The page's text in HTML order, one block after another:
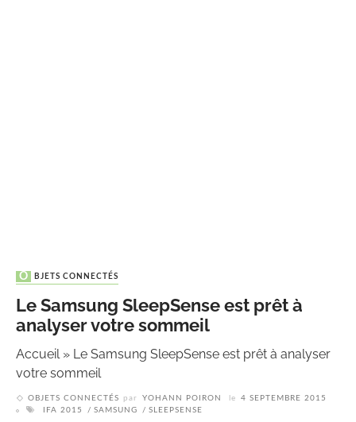
OBJETS CONNECTÉS
Le Samsung SleepSense est prêt à
analyser votre sommeil
Accueil» Le Samsung SleepSense est prêt à analyser
votre sommeil
OBJETS CONNECTÉS par YOHANN POIRON le
4 SEPTEMBRE 2015
IFA 2015
SAMSUNG SLEEPSENSE